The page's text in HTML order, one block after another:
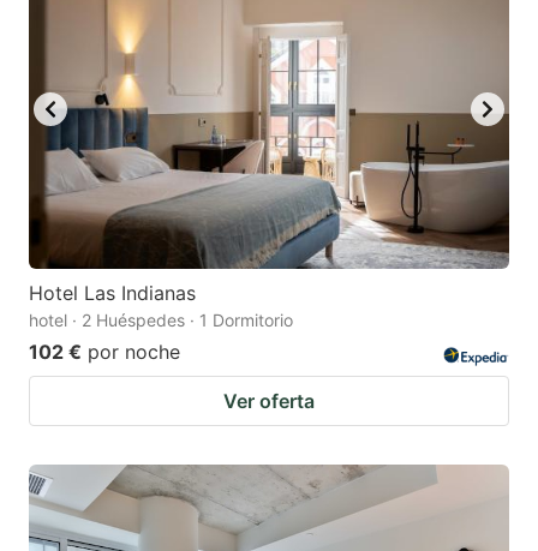
Hotel Las Indianas
hotel · 2 Huéspedes · 1 Dormitorio
102 € por noche
Ver oferta